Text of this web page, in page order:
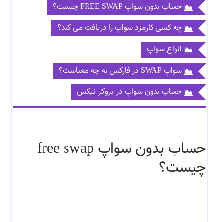
حساب بدون سواپ FREE SWAP چیست؟
چه کسی کارمزد سواپ را دریافت می کند؟
انواع سواپ
سواپ SWAP در فارکس به چه معناست؟
حساب بدون سواپ در بروکر نیکس
حساب بدون سواپ free swap
چیست؟